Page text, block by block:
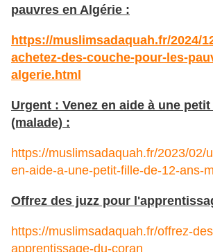
pauvres en Algérie :
https://muslimsadaquah.fr/2024/
achetez-des-couche-pour-les-
algerie.html
Urgent : Venez en aide à une
(malade) :
https://muslimsadaquah.fr/2023/02/
en-aide-a-une-petit-fille-de-12-ans-
Offrez des juzz pour
https://muslimsadaquah.fr/offrez-
apprentissage-du-coran